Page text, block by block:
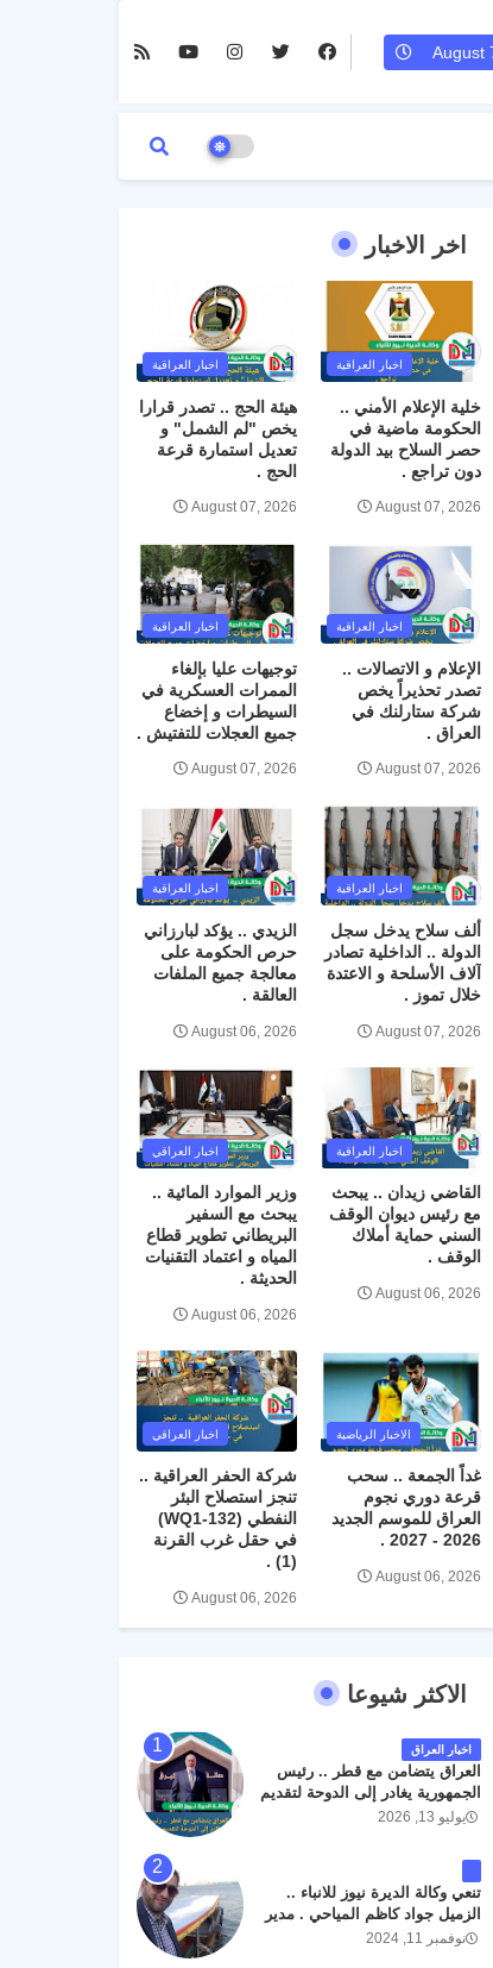
August
اخر الاخبار
اخبار العراقية
خلية الإعلام الأمني ..
الحكومة ماضية في
حصر السلاح بيد الدولة
دون تراجع .
August 07, 2026
اخبار العراقية
هيئة الحج .. تصدر قرارا
يخص "لم الشمل" و
تعديل استمارة قرعة
الحج .
August 07, 2026
اخبار العراقية
الإعلام و الاتصالات ..
تصدر تحذيراً يخص
شركة ستارلنك في
العراق .
August 07, 2026
اخبار العراقية
توجيهات عليا بإلغاء
الممرات العسكرية في
السيطرات و إخضاع
جميع العجلات للتفتيش .
August 07, 2026
اخبار العراقية
ألف سلاح يدخل سجل
الدولة .. الداخلية تصادر
آلاف الأسلحة و الاعتدة
خلال تموز .
August 07, 2026
اخبار العراقية
الزيدي .. يؤكد لبارزاني
حرص الحكومة على
معالجة جميع الملفات
العالقة .
August 06, 2026
اخبار العراقية
القاضي زيدان .. يبحث
مع رئيس ديوان الوقف
السني حماية أملاك
الوقف .
August 06, 2026
اخبار العراقي
وزير الموارد المائية ..
يبحث مع السفير
البريطاني تطوير قطاع
المياه و اعتماد التقنيات
الحديثة .
August 06, 2026
الاخبار الرياضية
غداً الجمعة .. سحب
قرعة دوري نجوم
العراق للموسم الجديد
2026 - 2027 .
August 06, 2026
اخبار العراقي
شركة الحفر العراقية ..
تنجز استصلاح البئر
النفطي (WQ1-132)
في حقل غرب القرنة
(1) .
August 06, 2026
الاكثر شيوعا
اخبار العراق
العراق يتضامن مع قطر .. رئيس
الجمهورية يغادر إلى الدوحة لتقديم
واجب العزاء .
يوليو 13, 2026
تنعي وكالة الديرة نيوز للانباء ..
الزميل جواد كاظم المياحي . مدير
الخطوط الجوية العراقية السابق
نوفمبر 11, 2024